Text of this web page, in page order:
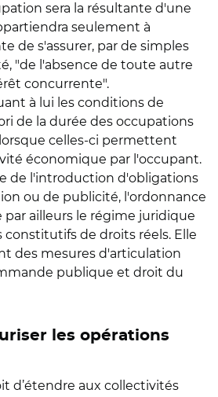
sera la résultante d'une
seulement à
de s'assurer, par de simples
"de l'absence de toute autre
concurrente".
à lui les conditions de
de la durée des occupations
celles-ci permettent
économique par l'occupant.
de l'introduction d'obligations
ou de publicité, l'ordonnance
par ailleurs le régime juridique
constitutifs de droits réels. Elle
des mesures d'articulation
publique et droit du
les opérations
d’étendre aux collectivités